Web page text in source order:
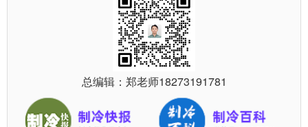
总编辑：郑老师18273191781